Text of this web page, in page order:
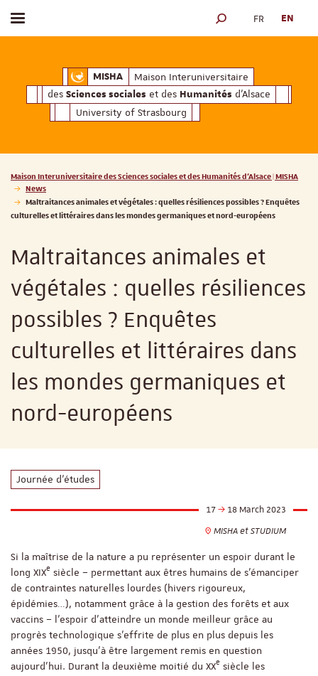
MISHAMaison Interuniversitaire des
Maison Interuniversitaire
des Sciences sociales et des Humanités d'Alsace
University of Strasbourg
Toggle menu SEARCH ENGINE
FR EN
Vous êtes ici :
Maison Interuniversitaire des Sciences sociales et des Humanités d'Alsace | MISHA
News
Maltraitances animales et végétales : quelles résiliences possibles ? Enquêtes
culturelles et littéraires dans les mondes germaniques et nord-européens
Maltraitances animales et
végétales : quelles résiliences
possibles ? Enquêtes
culturelles et littéraires dans
les mondes germaniques et
nord-européens
Journée d'études
17
18 March 2023
MISHA et STUDIUM
Si la maîtrise de la nature a pu représenter un espoir durant le
long XIXe siècle – permettant aux êtres humains de s’émanciper
de contraintes naturelles lourdes (hivers rigoureux,
épidémies…), notamment grâce à la gestion des forêts et aux
vaccins – l’espoir d’atteindre un monde meilleur grâce au
progrès technologique s’effrite de plus en plus depuis les
années 1950, jusqu’à être largement remis en question
aujourd’hui. Durant la deuxième moitié du XXe siècle les